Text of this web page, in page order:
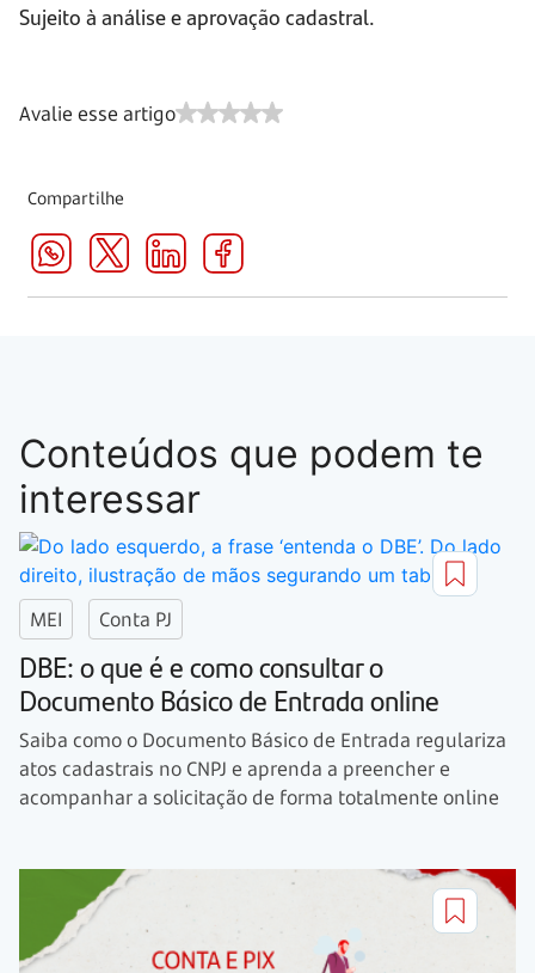
Sujeito à análise e aprovação cadastral.
Avalie esse artigo
Compartilhe
Conteúdos que podem te
interessar
MEI Conta PJ
DBE: o que é e como consultar o
Documento Básico de Entrada online
Saiba como o Documento Básico de Entrada regulariza
atos cadastrais no CNPJ e aprenda a preencher e
acompanhar a solicitação de forma totalmente online